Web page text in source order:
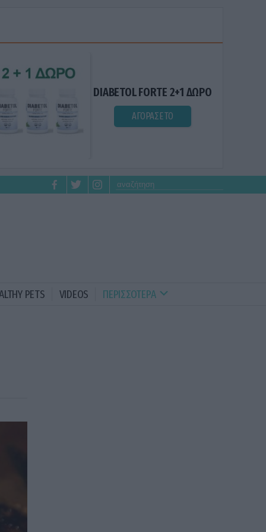
DIABETOL FORTE 2+1 ΔΩΡΟ
ΑΓΟΡΑΣΕ ΤΟ
PETS VIDEOS ΠΕΡΙΣΣΟΤΕΡΑ